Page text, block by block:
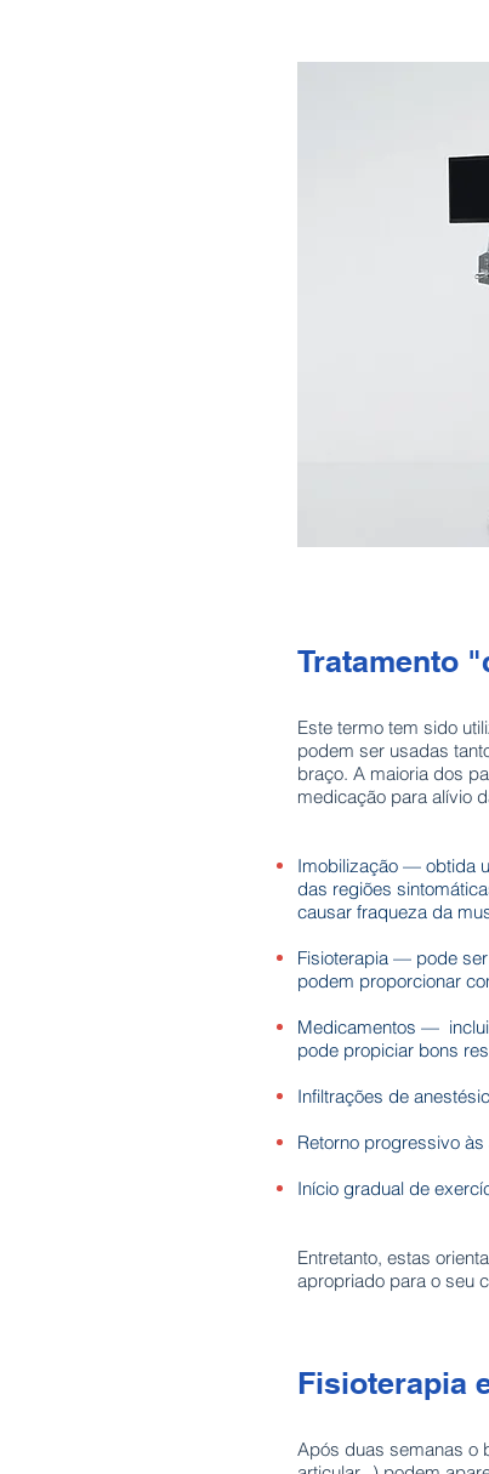
Tratamento
Este termo tem sido
podem ser usadas
braço. A maioria dos
medicação para alívio
Imobilização — obtida
das regiões
causar fraqueza da
Fisioterapia — pode
podem proporcionar
Medicamentos —
pode propiciar bons
Infiltrações de
Retorno progressivo
Início gradual de
Entretanto, estas
apropriado para o seu
Fisioterapia
Após duas semanas o